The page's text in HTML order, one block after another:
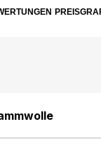
hinaus hat die